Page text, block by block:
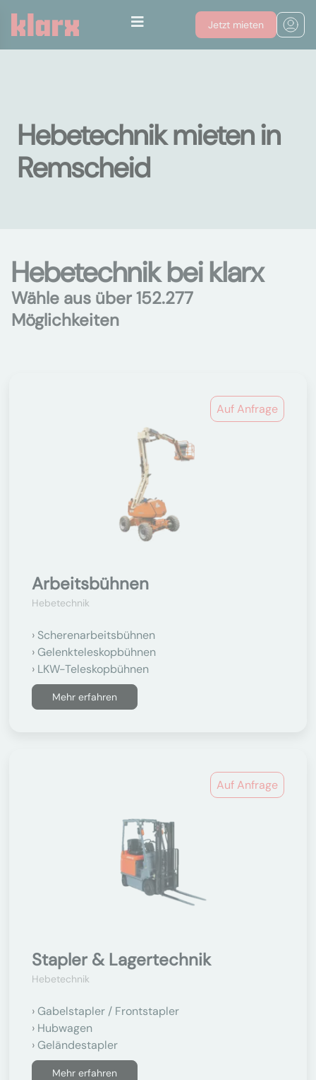
Jetzt mieten
Hebetechnik mieten in
Remscheid
Hebetechnik bei klarx
Wähle aus über 152.277
Möglichkeiten
Auf Anfrage
Arbeitsbühnen
Hebetechnik
Scherenarbeitsbühnen
Gelenkteleskopbühnen
LKW-Teleskopbühnen
Mehr erfahren
Auf Anfrage
Stapler & Lagertechnik
Hebetechnik
Gabelstapler / Frontstapler
Hubwagen
Geländestapler
Mehr erfahren